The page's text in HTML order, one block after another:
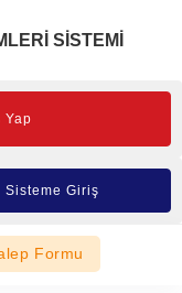
SİSTEMİ
Sisteme Giriş
Formu